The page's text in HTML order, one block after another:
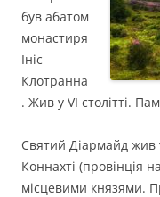
був абатом
монастиря
Ініс
Клотранна
. Жив у VI столітті.
Святий Діармайд жив
Коннахті (провінція
місцевими князями.